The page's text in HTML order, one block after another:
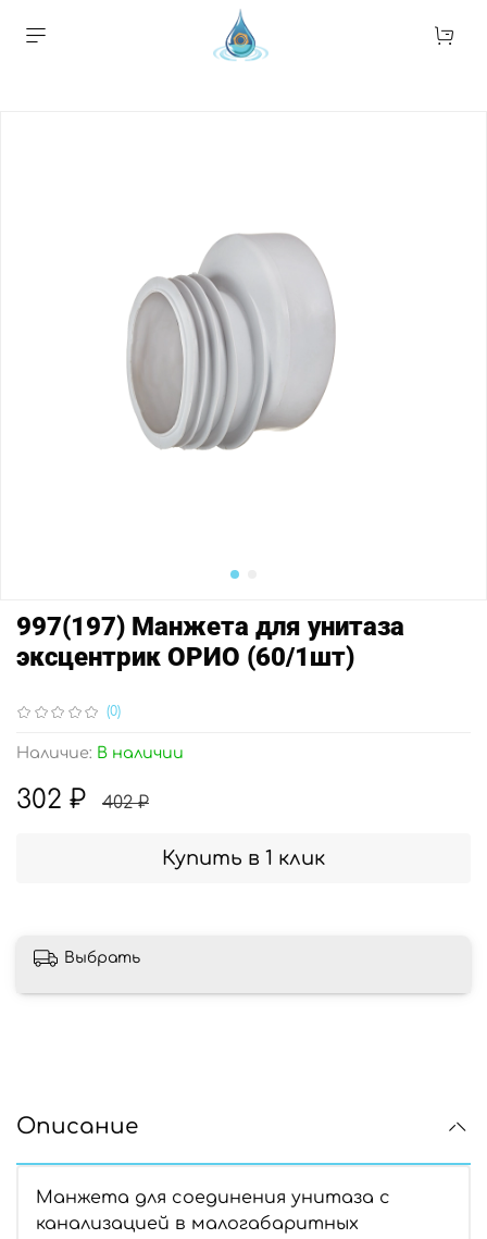
(0)
Наличие: В наличии
997(197) Манжета для унитаза
эксцентрик ОРИО (60/1шт)
302 ₽ 402 ₽
Купить в 1 клик
Выбрать
Описание
Манжета для соединения унитаза с
канализацией в малогабаритных